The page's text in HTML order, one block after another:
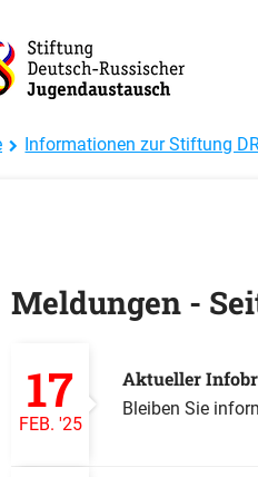
Informationen zur Stiftung
Meldungen -
17
FEB. '25
Aktueller
Bleiben Sie